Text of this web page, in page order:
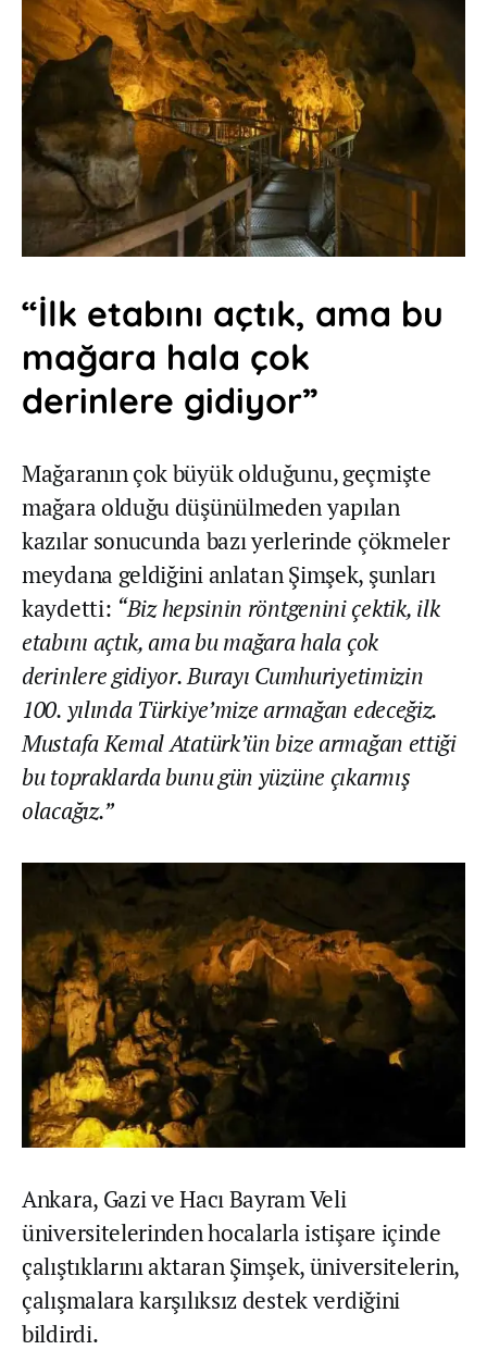
“İlk etabını açtık, ama bu
mağara hala çok
derinlere gidiyor”
Mağaranın çok büyük olduğunu, geçmişte
mağara olduğu düşünülmeden yapılan
kazılar sonucunda bazı yerlerinde çökmeler
meydana geldiğini anlatan Şimşek, şunları
kaydetti: “Biz hepsinin röntgenini çektik, ilk
etabını açtık, ama bu mağara hala çok
derinlere gidiyor. Burayı Cumhuriyetimizin
100. yılında Türkiye’mize armağan edeceğiz.
Mustafa Kemal Atatürk’ün bize armağan ettiği
bu topraklarda bunu gün yüzüne çıkarmış
olacağız.”
Ankara, Gazi ve Hacı Bayram Veli
üniversitelerinden hocalarla istişare içinde
çalıştıklarını aktaran Şimşek, üniversitelerin,
çalışmalara karşılıksız destek verdiğini
bildirdi.